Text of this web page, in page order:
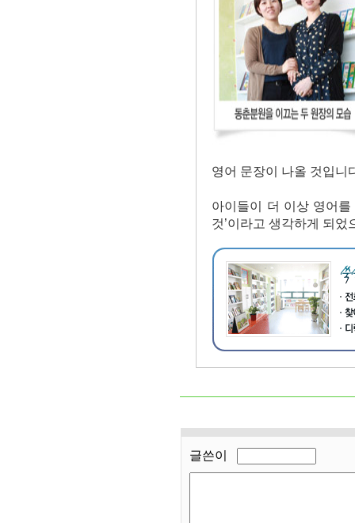
영어 문장이 나올 것입니
아이들이 더 이상 영어를
것’이라고 생각하게 되었
글쓴이